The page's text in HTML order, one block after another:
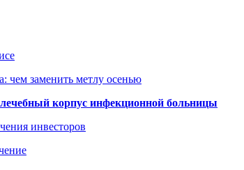
чем заменить метлу осенью
корпус инфекционной больницы
инвесторов